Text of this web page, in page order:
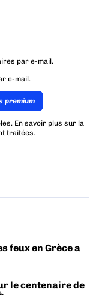
par e-mail.
e-mail.
premium
En savoir plus sur la
traitées.
feux en Grèce a
le centenaire de